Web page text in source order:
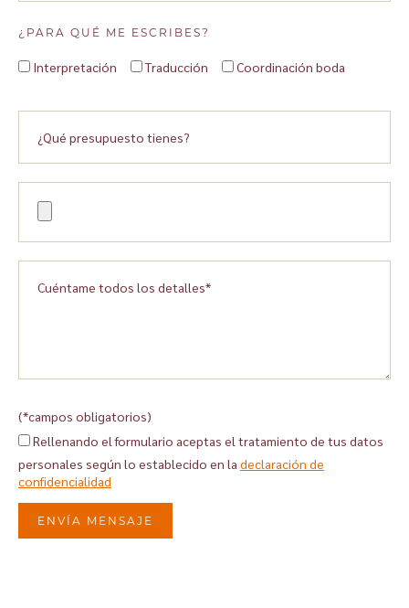
¿PARA QUÉ ME ESCRIBES?
Interpretación Traducción Coordinación boda
(*campos obligatorios)
Rellenando el formulario aceptas el tratamiento de tus datos
personales según lo establecido en la declaración de
confidencialidad
ENVÍA MENSAJE